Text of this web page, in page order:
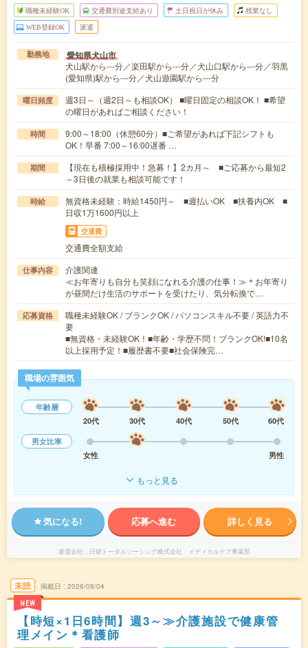
職種未経験OK 交通費別途支給あり 土日祝日が休み 残業なし
WEB登録OK 派遣
勤務地 愛知県犬山市
犬山駅から---分／楽田駅から---分／犬山口駅から---分／羽黒
(愛知県)駅から---分／犬山遊園駅から---分
曜日頻度
週3日～（週2日～も相談OK） ■曜日固定の相談OK！ ■希望
の曜日があればご相談ください！
時間
9:00～18:00（休憩60分）■ご希望があれば下記シフトも
OK！早番 7:00～16:00遅番 …
期間
【現在も積極採用中！急募！】2カ月～ ■ご応募から最短2
～3日後の就業も相談可能です！
時給
無資格未経験：時給1450円～ ■週払いOK ■扶養内OK ■
日収1万1600円以上
交通費
交通費全額支給
仕事内容
介護関連
≪お年寄りも自分も笑顔になれる介護の仕事！≫＊お年寄り
が昼間だけ生活のサポートを受けたり、気分転換で…
応募資格
職種未経験OK / ブランクOK / パソコンスキル不要 / 英語力不
要
■無資格・未経験OK！■年齢・学歴不問！ブランクOK!■10名
以上採用予定！■履歴書不要■社会保険完…
職場の雰囲気
年齢層
20代
30代 40代 50代
60代
男女比率
女性
男性
もっと見る
気になる! 応募へ進む 詳しく見る
派遣会社 日研トータルソーシング株式会社 メディカルケア事業部
未読
NEW
掲載日 2026/08/04
【時短×1日6時間】週3～≫介護施設で健康管
理メイン＊看護師